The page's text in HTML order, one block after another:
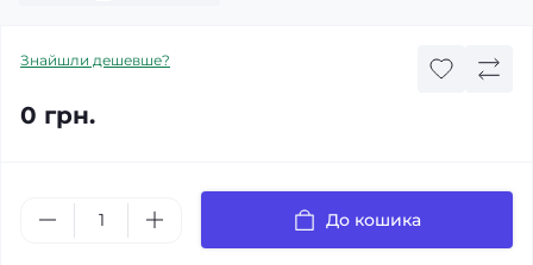
Знайшли дешевше?
0 грн.
До кошика